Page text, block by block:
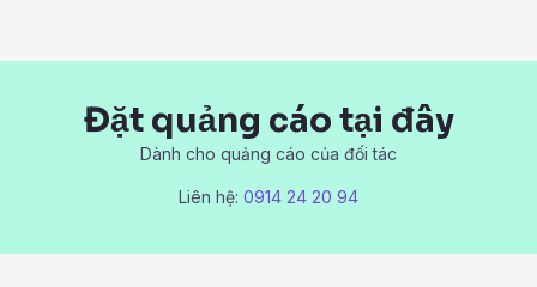
Đặt quảng cáo tại đây
Dành cho quảng cáo của đối tác
Liên hệ: 0914 24 20 94